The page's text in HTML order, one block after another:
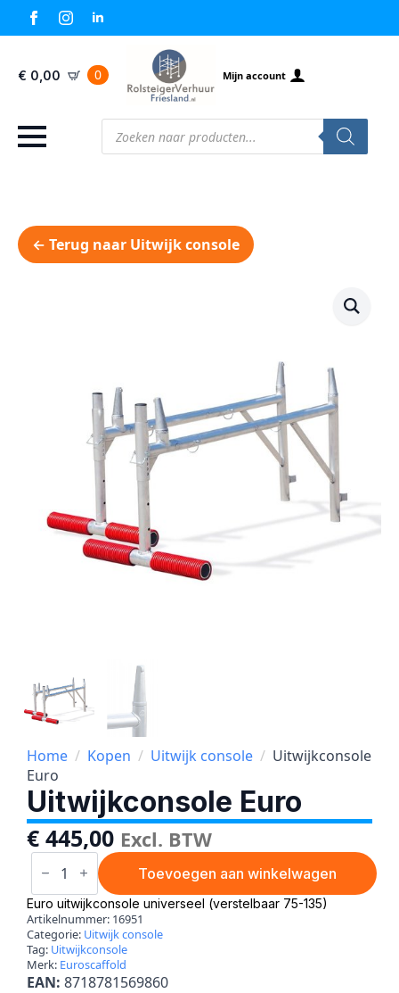
€ 0,00 0 Mijn account
Producten
zoeken
← Terug naar Uitwijk console
Home Kopen Uitwijk console
Uitwijkconsole
Euro
Uitwijkconsole Euro
€ 445,00 Excl. BTW
Uitwijkconsole
Euro Toevoegen aan winkelwagen
Euro uitwijkconsole universeel (verstelbaar 75-135)
Artikelnummer: 16951
Categorie: Uitwijk console
Tag: Uitwijkconsole
Merk: Euroscaffold
EAN: 8718781569860